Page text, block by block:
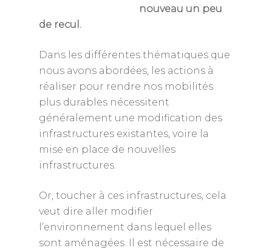
nouveau un peu
de recul.
Dans les différentes thématiques que
nous avons abordées, les actions à
réaliser pour rendre nos mobilités
plus durables nécessitent
généralement une modification des
infrastructures existantes, voire la
mise en place de nouvelles
infrastructures.
Or, toucher à ces infrastructures, cela
veut dire aller modifier
l’environnement dans lequel elles
sont aménagées. Il est nécessaire de